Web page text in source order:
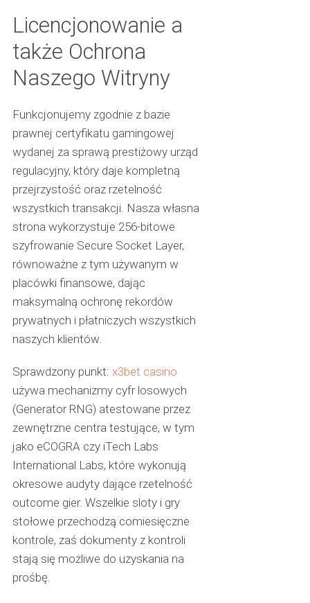
Licencjonowanie a
także Ochrona
Naszego Witryny
Funkcjonujemy zgodnie z bazie
prawnej certyfikatu gamingowej
wydanej za sprawą prestiżowy urząd
regulacyjny, który daje kompletną
przejrzystość oraz rzetelność
wszystkich transakcji. Nasza własna
strona wykorzystuje 256-bitowe
szyfrowanie Secure Socket Layer,
równoważne z tym używanym w
placówki finansowe, dając
maksymalną ochronę rekordów
prywatnych i płatniczych wszystkich
naszych klientów.
Sprawdzony punkt: x3bet casino
używa mechanizmy cyfr losowych
(Generator RNG) atestowane przez
zewnętrzne centra testujące, w tym
jako eCOGRA czy iTech Labs
International Labs, które wykonują
okresowe audyty dające rzetelność
outcome gier. Wszelkie sloty i gry
stołowe przechodzą comiesięczne
kontrole, zaś dokumenty z kontroli
stają się możliwe do uzyskania na
prośbę.